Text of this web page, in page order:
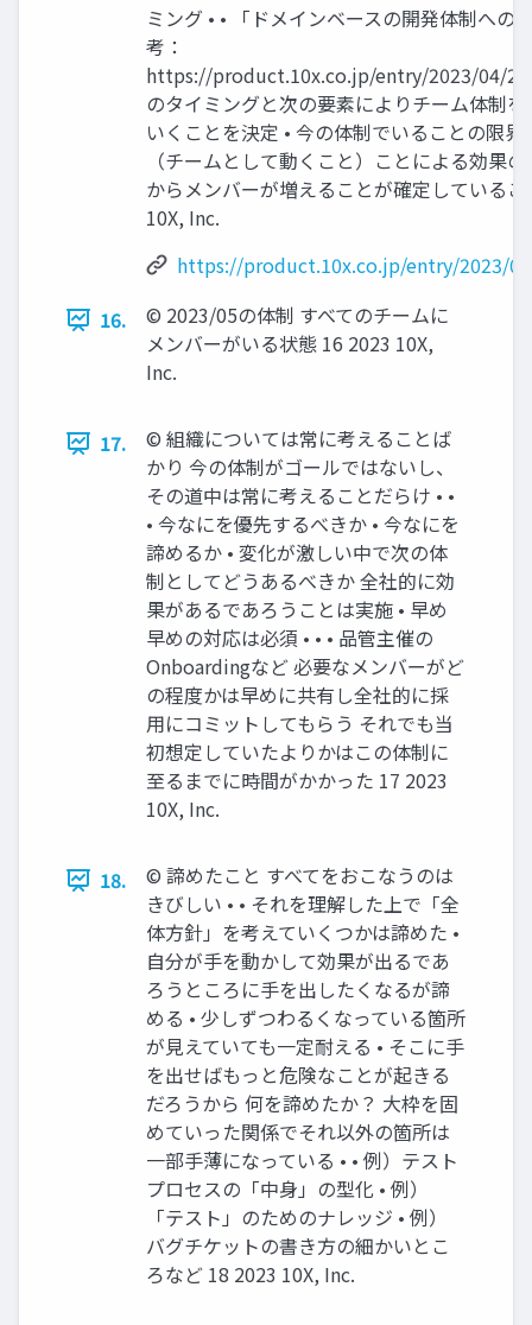
ミング • • 「ドメインベースの開発体制への
考：
https://product.10x.co.jp/entry/2023/04/
のタイミングと次の要素によりチーム体制
いくことを決定 • 今の体制でいることの限界
（チームとして動くこと）ことによる効果
からメンバーが増えることが確定している
10X, Inc.
https://product.10x.co.jp/entry/2023/
16.
©︎ 2023/05の体制 すべてのチームに
メンバーがいる状態 16 2023 10X,
Inc.
17.
©︎ 組織については常に考えることば
かり 今の体制がゴールではないし、
その道中は常に考えることだらけ • •
• 今なにを優先するべきか • 今なにを
諦めるか • 変化が激しい中で次の体
制としてどうあるべきか 全社的に効
果があるであろうことは実施 • 早め
早めの対応は必須 • • • 品管主催の
Onboardingなど 必要なメンバーがど
の程度かは早めに共有し全社的に採
用にコミットしてもらう それでも当
初想定していたよりかはこの体制に
至るまでに時間がかかった 17 2023
10X, Inc.
18.
©︎ 諦めたこと すべてをおこなうのは
きびしい • • それを理解した上で「全
体方針」を考えていくつかは諦めた •
自分が手を動かして効果が出るであ
ろうところに手を出したくなるが諦
める • 少しずつわるくなっている箇所
が見えていても一定耐える • そこに手
を出せばもっと危険なことが起きる
だろうから 何を諦めたか？ 大枠を固
めていった関係でそれ以外の箇所は
一部手薄になっている • • 例）テスト
プロセスの「中身」の型化 • 例）
「テスト」のためのナレッジ • 例）
バグチケットの書き方の細かいとこ
ろなど 18 2023 10X, Inc.